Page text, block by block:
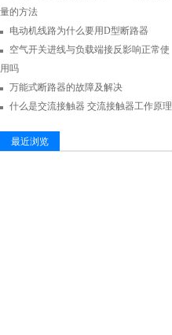
量的方法
电动机线路为什么要用D型断路器
空气开关进线与负载端接反影响正常使
用吗
万能式断路器的故障及解决
什么是交流接触器 交流接触器工作原理
最近浏览